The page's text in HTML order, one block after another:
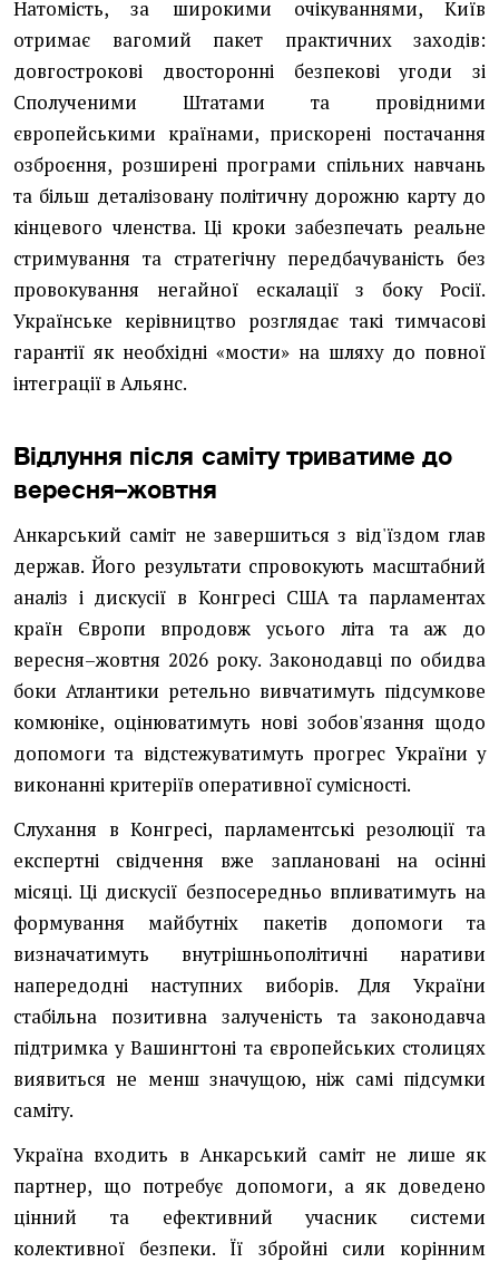
Натомість, за широкими очікуваннями, Київ
отримає вагомий пакет практичних заходів:
довгострокові двосторонні безпекові угоди зі
Сполученими Штатами та провідними
європейськими країнами, прискорені постачання
озброєння, розширені програми спільних навчань
та більш деталізовану політичну дорожню карту до
кінцевого членства. Ці кроки забезпечать реальне
стримування та стратегічну передбачуваність без
провокування негайної ескалації з боку Росії.
Українське керівництво розглядає такі тимчасові
гарантії як необхідні «мости» на шляху до повної
інтеграції в Альянс.
Відлуння після саміту триватиме до
вересня–жовтня
Анкарський саміт не завершиться з від'їздом глав
держав. Його результати спровокують масштабний
аналіз і дискусії в Конгресі США та парламентах
країн Європи впродовж усього літа та аж до
вересня–жовтня 2026 року. Законодавці по обидва
боки Атлантики ретельно вивчатимуть підсумкове
комюніке, оцінюватимуть нові зобов'язання щодо
допомоги та відстежуватимуть прогрес України у
виконанні критеріїв оперативної сумісності.
Слухання в Конгресі, парламентські резолюції та
експертні свідчення вже заплановані на осінні
місяці. Ці дискусії безпосередньо впливатимуть на
формування майбутніх пакетів допомоги та
визначатимуть внутрішньополітичні наративи
напередодні наступних виборів. Для України
стабільна позитивна залученість та законодавча
підтримка у Вашингтоні та європейських столицях
виявиться не менш значущою, ніж самі підсумки
саміту.
Україна входить в Анкарський саміт не лише як
партнер, що потребує допомоги, а як доведено
цінний та ефективний учасник системи
колективної безпеки. Її збройні сили корінним